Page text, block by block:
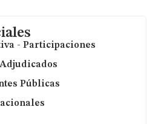
- Participaciones
Públicas